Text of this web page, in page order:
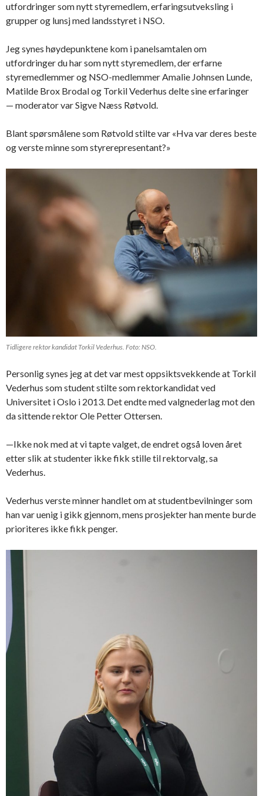
utfordringer som nytt styremedlem, erfaringsutveksling i
grupper og lunsj med landsstyret i NSO.
Jeg synes høydepunktene kom i panelsamtalen om
utfordringer du har som nytt styremedlem, der erfarne
styremedlemmer og NSO-medlemmer Amalie Johnsen Lunde,
Matilde Brox Brodal og Torkil Vederhus delte sine erfaringer
— moderator var Sigve Næss Røtvold.
Blant spørsmålene som Røtvold stilte var «Hva var deres beste
og verste minne som styrerepresentant?»
Tidligere rektor kandidat Torkil Vederhus. Foto: NSO.
Personlig synes jeg at det var mest oppsiktsvekkende at Torkil
Vederhus som student stilte som rektorkandidat ved
Universitet i Oslo i 2013. Det endte med valgnederlag mot den
da sittende rektor Ole Petter Ottersen.
—Ikke nok med at vi tapte valget, de endret også loven året
etter slik at studenter ikke fikk stille til rektorvalg, sa
Vederhus.
Vederhus verste minner handlet om at studentbevilninger som
han var uenig i gikk gjennom, mens prosjekter han mente burde
prioriteres ikke fikk penger.